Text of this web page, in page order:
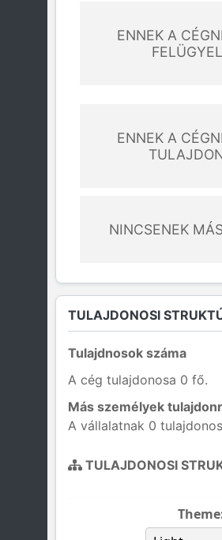
ENNEK A
ENNEK A
NINCSENEK
TULAJDONOSI
Tulajdnosok száma
A cég tulajdonosa 0 fő.
Más személyek
A vállalatnak 0
TULAJDONOSI